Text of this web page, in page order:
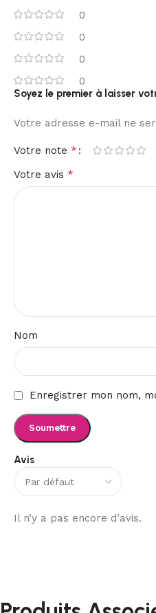
0
0
0
0
Avis
Il n’y a pas encore d’avis.
Soyez le premier à laisser
Votre adresse e-mail ne
Votre note *
Votre avis *
Nom
Enregistrer mon nom,